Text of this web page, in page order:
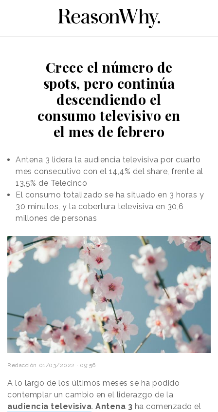
Crece el número de
spots, pero continúa
descendiendo el
consumo televisivo en
el mes de febrero
Antena 3 lidera la audiencia televisiva por cuarto
mes consecutivo con el 14,4% del share, frente al
13,5% de Telecinco
El consumo totalizado se ha situado en 3 horas y
30 minutos, y la cobertura televisiva en 30,6
millones de personas
Redacción 01/03/2022 · 09:56
A lo largo de los últimos meses se ha podido
contemplar un cambio en el liderazgo de la
audiencia televisiva. Antena 3 ha comenzado el